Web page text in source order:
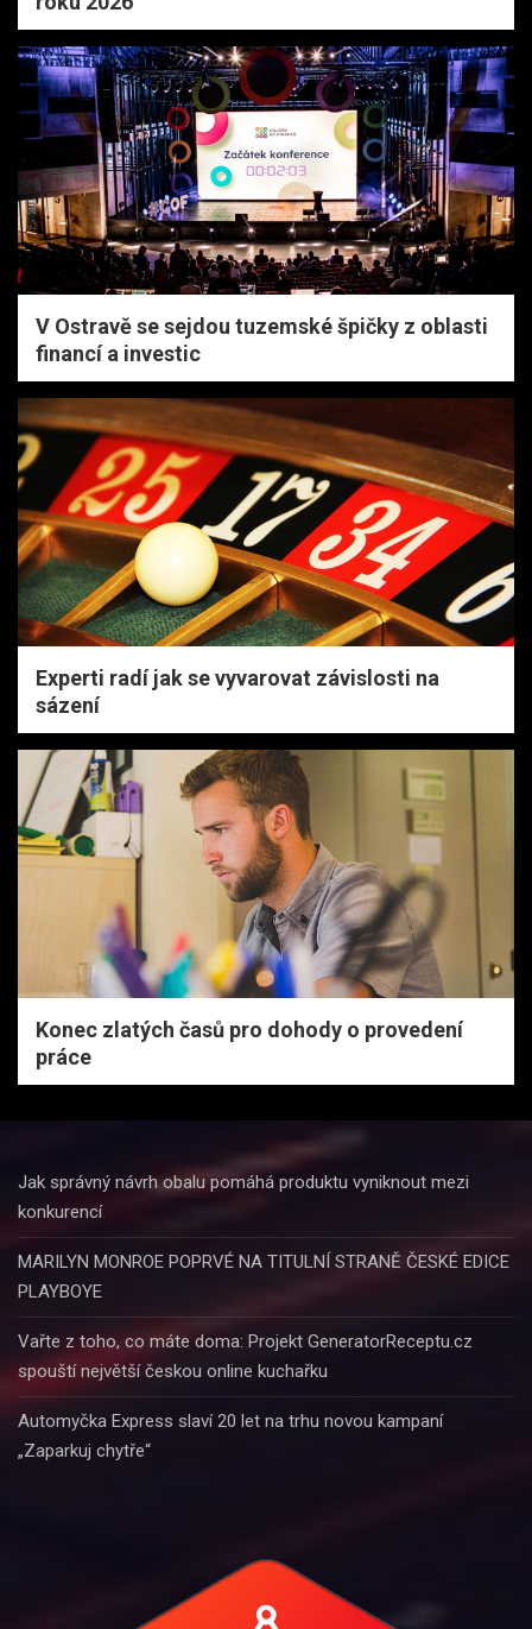
V Ostravě se sejdou tuzemské špičky z oblasti
financí a investic
Experti radí jak se vyvarovat závislosti na
sázení
Konec zlatých časů pro dohody o provedení
práce
Jak správný návrh obalu pomáhá produktu vyniknout mezi
konkurencí
MARILYN MONROE POPRVÉ NA TITULNÍ STRANĚ ČESKÉ EDICE
PLAYBOYE
Vařte z toho, co máte doma: Projekt GeneratorReceptu.cz
spouští největší českou online kuchařku
Automyčka Express slaví 20 let na trhu novou kampaní
„Zaparkuj chytře“